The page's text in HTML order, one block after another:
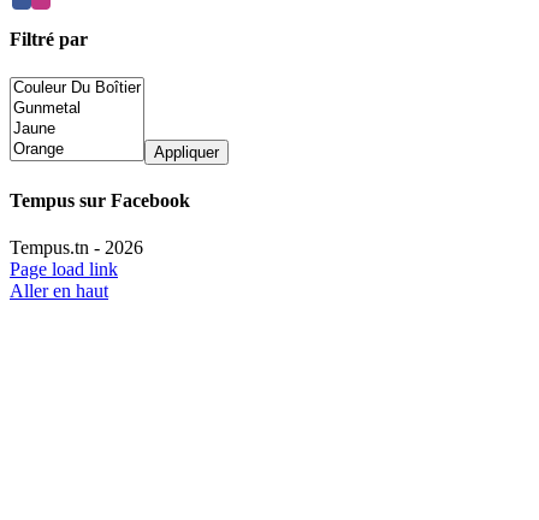
Filtré par
Appliquer
Tempus sur Facebook
Tempus.tn - 2026
Page load link
Aller en haut